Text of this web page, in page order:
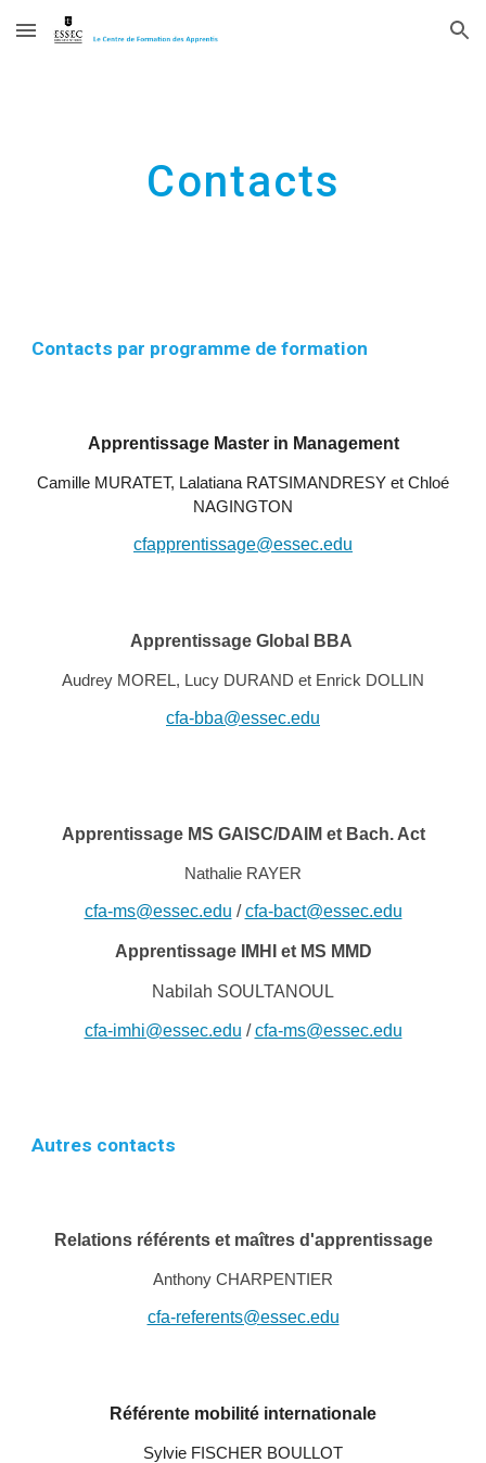
Skip to main content Skip to navigation
Contacts
Contacts par programme de formation
Apprentissage Master in Management
Camille MURATET, Lalatiana RATSIMANDRESY et Chloé
NAGINGTON
cfapprentissage@essec.edu
Apprentissage Global BBA
Audrey MOREL, Lucy DURAND et Enrick DOLLIN
cfa-bba@essec.edu
Apprentissage MS GAISC/DAIM et Bach. Act
Nathalie RAYER
cfa-ms@essec.edu /cfa-bact@essec.edu
Apprentissage IMHI et MS MMD
Nabilah SOULTANOUL
cfa-imhi@essec.edu /cfa-ms@essec.edu
Autres contacts
Relations référents et maîtres d'apprentissage
Anthony CHARPENTIER
cfa-referents@essec.edu
Référente mobilité internationale
Sylvie FISCHER BOULLOT